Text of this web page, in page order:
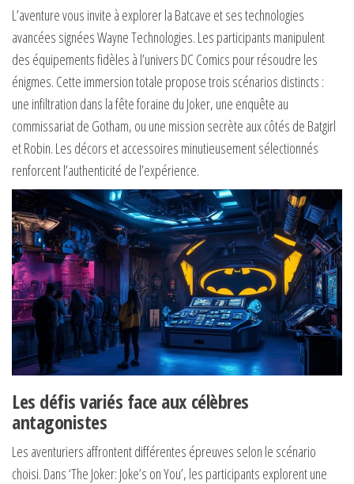
L’aventure vous invite à explorer la Batcave et ses technologies
avancées signées Wayne Technologies. Les participants manipulent
des équipements fidèles à l’univers DC Comics pour résoudre les
énigmes. Cette immersion totale propose trois scénarios distincts :
une infiltration dans la fête foraine du Joker, une enquête au
commissariat de Gotham, ou une mission secrète aux côtés de Batgirl
et Robin. Les décors et accessoires minutieusement sélectionnés
renforcent l’authenticité de l’expérience.
Les défis variés face aux célèbres
antagonistes
Les aventuriers affrontent différentes épreuves selon le scénario
choisi. Dans ‘The Joker: Joke’s on You’, les participants explorent une